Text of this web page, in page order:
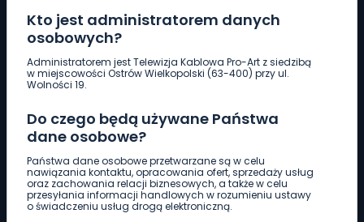
Kto jest administratorem danych
osobowych?
Administratorem jest Telewizja Kablowa Pro-Art z siedzibą
w miejscowości Ostrów Wielkopolski (63-400) przy ul.
Wolności 19.
Do czego będą używane Państwa
dane osobowe?
Państwa dane osobowe przetwarzane są w celu
nawiązania kontaktu, opracowania ofert, sprzedaży usług
oraz zachowania relacji biznesowych, a także w celu
przesyłania informacji handlowych w rozumieniu ustawy
o świadczeniu usług drogą elektroniczną.
Pobierz logotyp
661 997 997
REDAKCJA
62 735 22 22redakcja@wlkp24.info